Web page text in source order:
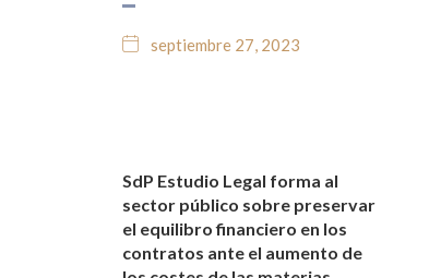
septiembre 27, 2023
NOTICIAS Y BLOG JURÍDICO
SdP Estudio Legal forma al
sector público sobre preservar
el equilibro financiero en los
contratos ante el aumento de